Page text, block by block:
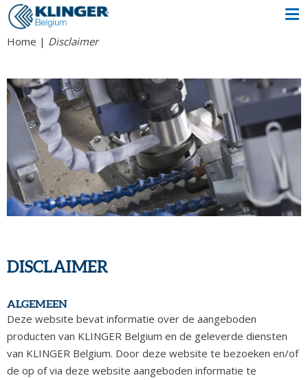
Home Disclaimer
DISCLAIMER
ALGEMEEN
Deze website bevat informatie over de aangeboden
producten van KLINGER Belgium en de geleverde diensten
van KLINGER Belgium. Door deze website te bezoeken en/of
de op of via deze website aangeboden informatie te